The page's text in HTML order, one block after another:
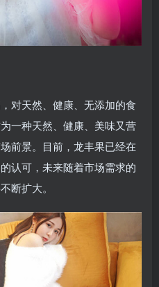
对天然、健康、无添加的食
一种天然、健康、美味又营
前景。目前，龙丰果已经在
认可，未来随着市场需求的
断扩大。